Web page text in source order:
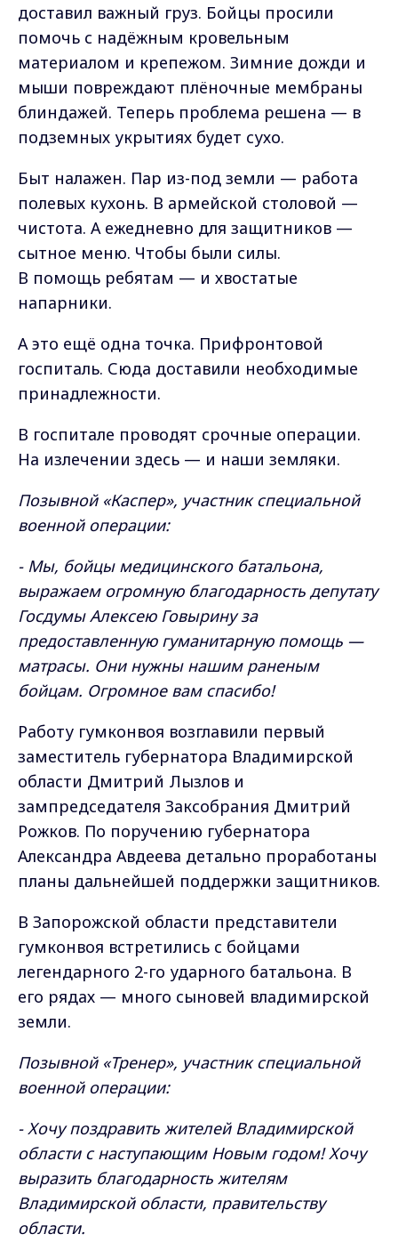
доставил важный груз. Бойцы просили
помочь с надёжным кровельным
материалом и крепежом. Зимние дожди и
мыши повреждают плёночные мембраны
блиндажей. Теперь проблема решена — в
подземных укрытиях будет сухо.
Быт налажен. Пар из-под земли — работа
полевых кухонь. В армейской столовой —
чистота. А ежедневно для защитников —
сытное меню. Чтобы были силы.
В помощь ребятам — и хвостатые
напарники.
А это ещё одна точка. Прифронтовой
госпиталь. Сюда доставили необходимые
принадлежности.
В госпитале проводят срочные операции.
На излечении здесь — и наши земляки.
Позывной «Каспер», участник специальной
военной операции:
- Мы, бойцы медицинского батальона,
выражаем огромную благодарность депутату
Госдумы Алексею Говырину за
предоставленную гуманитарную помощь —
матрасы. Они нужны нашим раненым
бойцам. Огромное вам спасибо!
Работу гумконвоя возглавили первый
заместитель губернатора Владимирской
области Дмитрий Лызлов и
зампредседателя Заксобрания Дмитрий
Рожков. По поручению губернатора
Александра Авдеева детально проработаны
планы дальнейшей поддержки защитников.
В Запорожской области представители
гумконвоя встретились с бойцами
легендарного 2-го ударного батальона. В
его рядах — много сыновей владимирской
земли.
Позывной «Тренер», участник специальной
военной операции:
- Хочу поздравить жителей Владимирской
области с наступающим Новым годом! Хочу
выразить благодарность жителям
Владимирской области, правительству
области.